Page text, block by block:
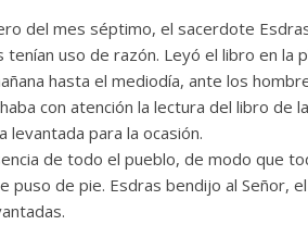
del mes séptimo, el sacerdote
uso de razón. Leyó el libro en la
hasta el mediodía, ante los
con atención la lectura del libro de
levantada para la ocasión.
de todo el pueblo, de modo que
puso de pie. Esdras bendijo al Señor,